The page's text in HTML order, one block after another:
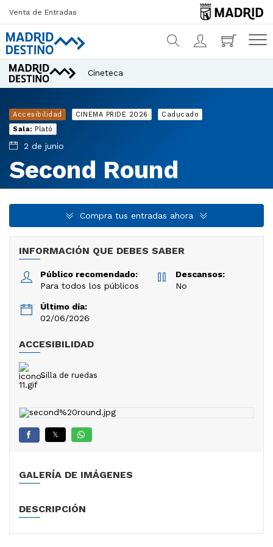
Venta de Entradas
¿Qué estás buscando?
Cineteca
Accesibilidad CINEMA PRIDE 2026
Caducado
Sala: Plató
2 de junio
Second Round
Compra tus entradas ahora
INFORMACIÓN QUE DEBES SABER
Público recomendado:
Para todos los públicos
Descansos:
No
Último día:
02/06/2026
ACCESIBILIDAD
Silla de ruedas
𝕏
DESCRIPCIÓN
GALERÍA DE IMÁGENES